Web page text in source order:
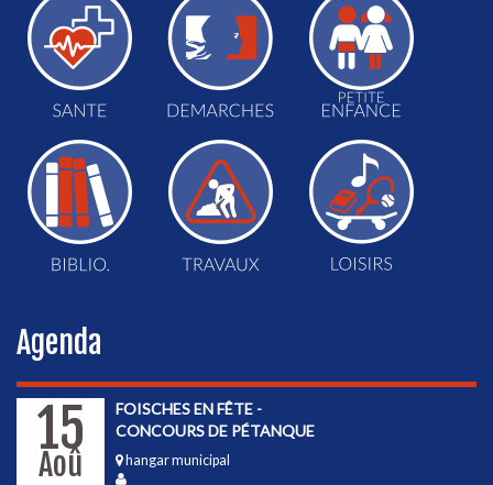
Agenda
15
Aoû
FOISCHES EN FÊTE -
CONCOURS DE PÉTANQUE
hangar municipal